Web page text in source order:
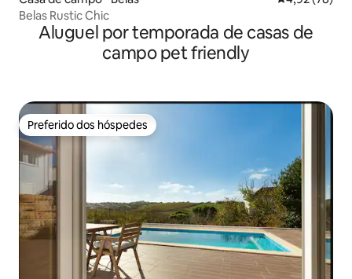
Belas Rustic Chic
Aluguel por temporada de casas de
campo pet friendly
Preferido dos hóspedes
Preferido dos hóspedes